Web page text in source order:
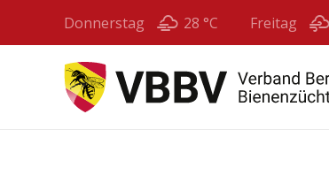
Donnerstag 28 °C Freitag